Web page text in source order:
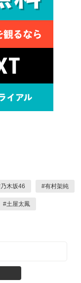
乃木坂46 #有村架純
#土屋太鳳